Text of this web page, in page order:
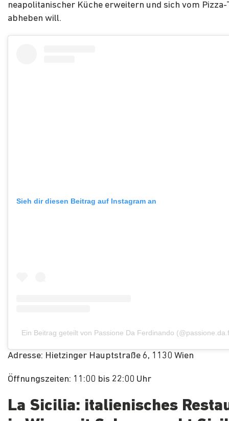
neapolitanischer Küche erweitern und sich vom Pizza-
abheben will.
Sieh dir diesen Beitrag auf Instagram an
Ein Beitrag geteilt von Passione Da Ferdinando
Adresse: Hietzinger Hauptstraße 6, 1130 Wien
Öffnungszeiten: 11:00 bis 22:00 Uhr
La Sicilia: italienisches